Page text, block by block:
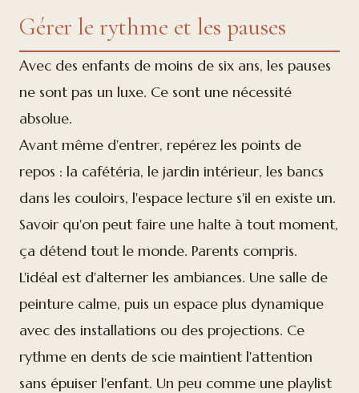
Gérer le rythme et les pauses
Avec des enfants de moins de six ans, les pauses
ne sont pas un luxe. Ce sont une nécessité
absolue.
Avant même d'entrer, repérez les points de
repos : la cafétéria, le jardin intérieur, les bancs
dans les couloirs, l'espace lecture s'il en existe un.
Savoir qu'on peut faire une halte à tout moment,
ça détend tout le monde. Parents compris.
L'idéal est d'alterner les ambiances. Une salle de
peinture calme, puis un espace plus dynamique
avec des installations ou des projections. Ce
rythme en dents de scie maintient l'attention
sans épuiser l'enfant. Un peu comme une playlist